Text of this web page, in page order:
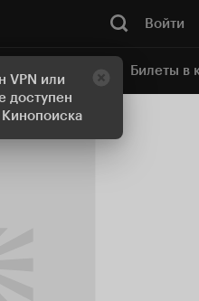
VPN или
доступен
Кинопоиска
Войти
кинотеатр Билеты в